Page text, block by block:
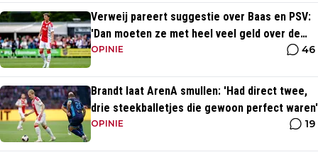
Verweij pareert suggestie over Baas en PSV:
'Dan moeten ze met heel veel geld over de
brug komen'
OPINIE 46
Brandt laat ArenA smullen: 'Had direct twee,
drie steekballetjes die gewoon perfect waren'
OPINIE 19